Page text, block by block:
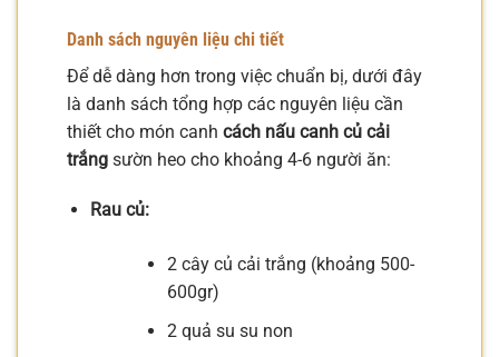
Danh sách nguyên liệu chi tiết
Để dễ dàng hơn trong việc chuẩn bị, dưới đây
là danh sách tổng hợp các nguyên liệu cần
thiết cho món canh cách nấu canh củ cải
trắng sườn heo cho khoảng 4-6 người ăn:
Rau củ:
2 cây củ cải trắng (khoảng 500-
600gr)
2 quả su su non